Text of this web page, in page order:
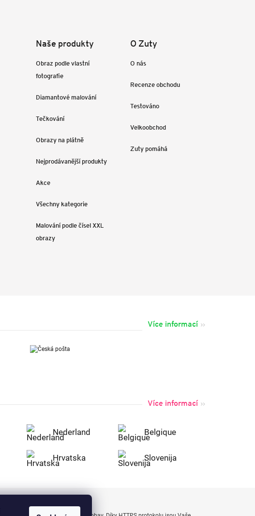
Naše produkty
Obraz podle vlastní
fotografie
Diamantové malování
Tečkování
Obrazy na plátně
Nejprodávanější produkty
Akce
Všechny kategorie
Malování podle čísel XXL
obrazy
O Zuty
O nás
Recenze obchodu
Testováno
Velkoobchod
Zuty pomáhá
Více informací
Více informací
Nederland Belgique
Hrvatska Slovenija